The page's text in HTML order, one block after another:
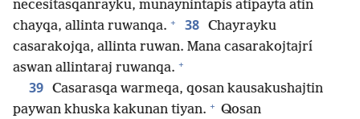
necesitasqanrayku, munaynintapis atipayta atin
chayqa, allinta ruwanqa. + 38 Chayrayku
casarakojqa, allinta ruwan. Mana casarakojtajrí
aswan allintaraj ruwanqa. +
39 Casarasqa warmeqa, qosan kausakushajtin
paywan khuska kakunan tiyan. + Qosan